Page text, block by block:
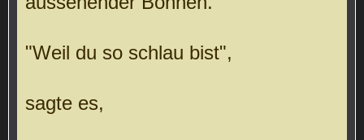
"Weil du so schlau bist",
sagte es,